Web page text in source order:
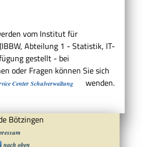
vom Institut für
Abteilung 1 - Statistik, IT-
gestellt - bei
oder Fragen können Sie sich
Center Schulverwaltung wenden.
Bötzingen
nach oben